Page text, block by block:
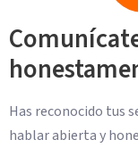
Has reconocido tus
hablar abierta y